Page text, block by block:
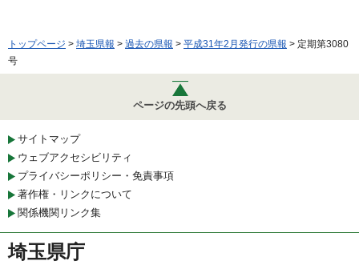
トップページ > 埼玉県報 > 過去の県報 > 平成31年2月発行の県報 > 定期第3080
号
ページの先頭へ戻る
サイトマップ
ウェブアクセシビリティ
プライバシーポリシー・免責事項
著作権・リンクについて
関係機関リンク集
埼玉県庁